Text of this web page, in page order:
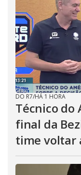
DO R7/HÁ 1 HORA
Técnico do
final da
time voltar